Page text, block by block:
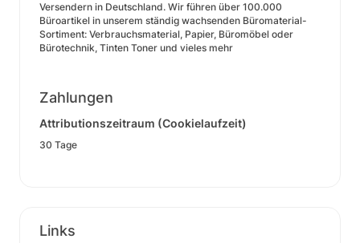
Versendern in Deutschland. Wir führen über 100.000
Büroartikel in unserem ständig wachsenden Büromaterial-
Sortiment: Verbrauchsmaterial, Papier, Büromöbel oder
Bürotechnik, Tinten Toner und vieles mehr
Zahlungen
Attributionszeitraum (Cookielaufzeit)
30 Tage
Links